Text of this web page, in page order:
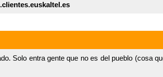
Solo entra gente que no es del pueblo (cosa